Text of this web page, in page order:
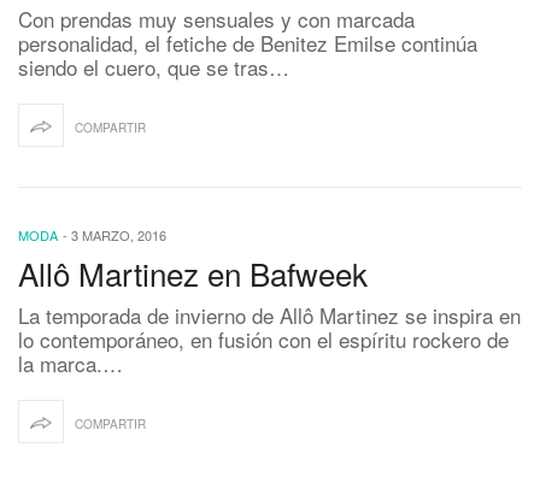
Con prendas muy sensuales y con marcada
personalidad, el fetiche de Benitez Emilse continúa
siendo el cuero, que se tras…
COMPARTIR
MODA - 3 MARZO, 2016
Allô Martinez en Bafweek
La temporada de invierno de Allô Martinez se inspira en
lo contemporáneo, en fusión con el espíritu rockero de
la marca.…
COMPARTIR